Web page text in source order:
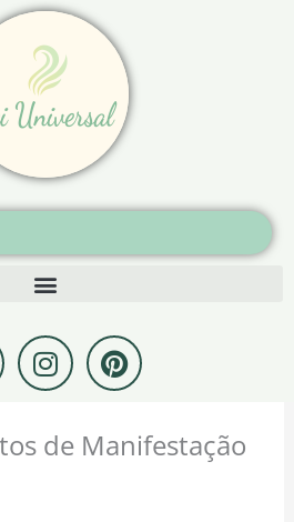
I
n
s
t
a
P
i
n
t
e
de Manifestação